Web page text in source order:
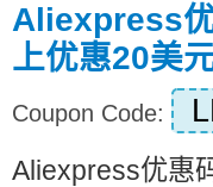
Aliexpress
上优惠20美
Coupon Code:
Aliexpress优惠